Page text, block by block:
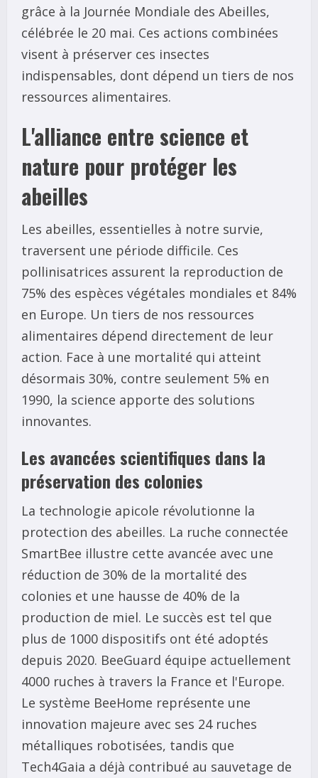
grâce à la Journée Mondiale des Abeilles,
célébrée le 20 mai. Ces actions combinées
visent à préserver ces insectes
indispensables, dont dépend un tiers de nos
ressources alimentaires.
L'alliance entre science et
nature pour protéger les
abeilles
Les abeilles, essentielles à notre survie,
traversent une période difficile. Ces
pollinisatrices assurent la reproduction de
75% des espèces végétales mondiales et 84%
en Europe. Un tiers de nos ressources
alimentaires dépend directement de leur
action. Face à une mortalité qui atteint
désormais 30%, contre seulement 5% en
1990, la science apporte des solutions
innovantes.
Les avancées scientifiques dans la
préservation des colonies
La technologie apicole révolutionne la
protection des abeilles. La ruche connectée
SmartBee illustre cette avancée avec une
réduction de 30% de la mortalité des
colonies et une hausse de 40% de la
production de miel. Le succès est tel que
plus de 1000 dispositifs ont été adoptés
depuis 2020. BeeGuard équipe actuellement
4000 ruches à travers la France et l'Europe.
Le système BeeHome représente une
innovation majeure avec ses 24 ruches
métalliques robotisées, tandis que
Tech4Gaia a déjà contribué au sauvetage de